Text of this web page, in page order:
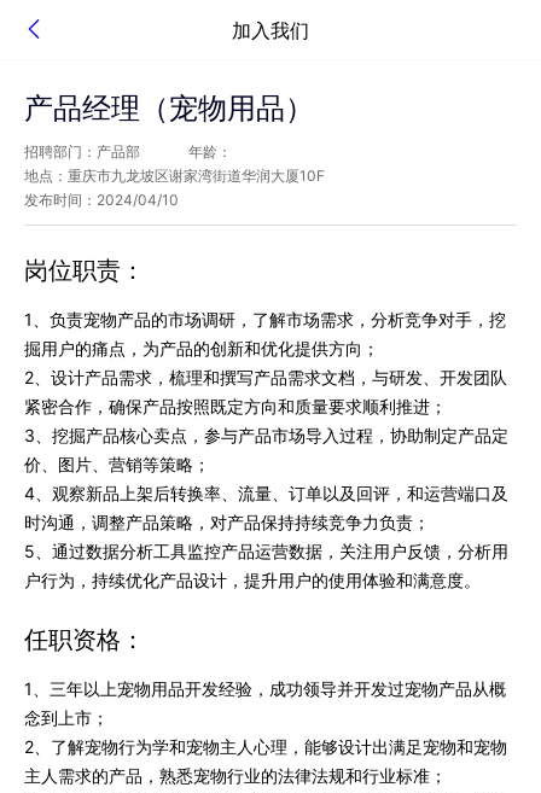
加入我们
产品经理（宠物用品）
招聘部门：产品部
年龄：
地点：重庆市九龙坡区谢家湾街道华润大厦10F
发布时间：2024/04/10
岗位职责：
1、负责宠物产品的市场调研，了解市场需求，分析竞争对手，挖
掘用户的痛点，为产品的创新和优化提供方向；
2、设计产品需求，梳理和撰写产品需求文档，与研发、开发团队
紧密合作，确保产品按照既定方向和质量要求顺利推进；
3、挖掘产品核心卖点，参与产品市场导入过程，协助制定产品定
价、图片、营销等策略；
4、观察新品上架后转换率、流量、订单以及回评，和运营端口及
时沟通，调整产品策略，对产品保持持续竞争力负责；
5、通过数据分析工具监控产品运营数据，关注用户反馈，分析用
户行为，持续优化产品设计，提升用户的使用体验和满意度。
任职资格：
1、三年以上宠物用品开发经验，成功领导并开发过宠物产品从概
念到上市；
2、了解宠物行为学和宠物主人心理，能够设计出满足宠物和宠物
主人需求的产品，熟悉宠物行业的法律法规和行业标准；